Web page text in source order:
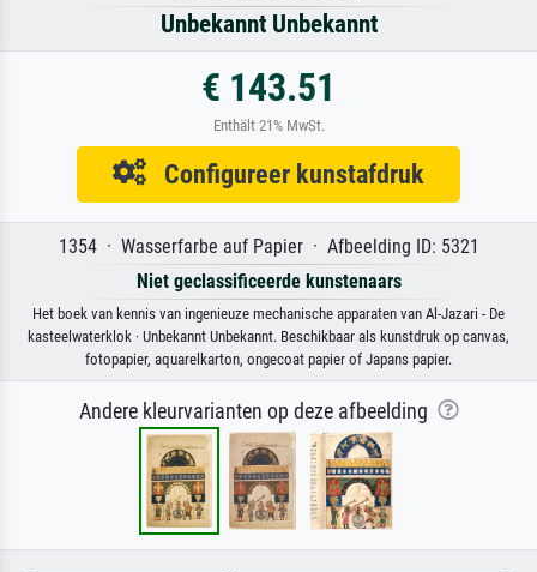
Unbekannt Unbekannt
€ 143.51
Enthält 21% MwSt.
Configureer kunstafdruk
1354 · Wasserfarbe auf Papier · Afbeelding ID: 5321
Niet geclassificeerde kunstenaars
Het boek van kennis van ingenieuze mechanische apparaten van Al-Jazari - De
kasteelwaterklok · Unbekannt Unbekannt. Beschikbaar als kunstdruk op canvas,
fotopapier, aquarelkarton, ongecoat papier of Japans papier.
Andere kleurvarianten op deze afbeelding